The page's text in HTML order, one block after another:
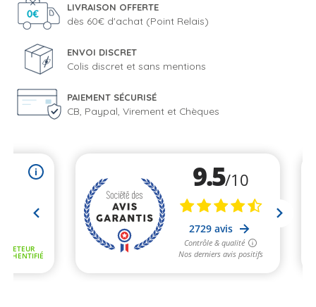
LIVRAISON OFFERTE
dès 60€ d'achat (Point Relais)
ENVOI DISCRET
Colis discret et sans mentions
PAIEMENT SÉCURISÉ
CB, Paypal, Virement et Chèques